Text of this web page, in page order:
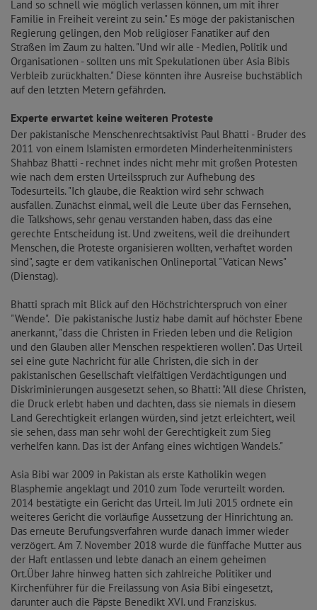
Land so schnell wie möglich verlassen können, um mit ihrer
Familie in Freiheit vereint zu sein." Es möge der pakistanischen
Regierung gelingen, den Mob religiöser Fanatiker auf den
Straßen im Zaum zu halten. "Und wir alle - Medien, Politik und
Organisationen - sollten uns mit Spekulationen über Asia Bibis
Verbleib zurückhalten." Diese könnten ihre Ausreise buchstäblich
auf den letzten Metern gefährden.
Experte erwartet keine weiteren Proteste
Der pakistanische Menschenrechtsaktivist Paul Bhatti - Bruder des
2011 von einem Islamisten ermordeten Minderheitenministers
Shahbaz Bhatti - rechnet indes nicht mehr mit großen Protesten
wie nach dem ersten Urteilsspruch zur Aufhebung des
Todesurteils. "Ich glaube, die Reaktion wird sehr schwach
ausfallen. Zunächst einmal, weil die Leute über das Fernsehen,
die Talkshows, sehr genau verstanden haben, dass das eine
gerechte Entscheidung ist. Und zweitens, weil die dreihundert
Menschen, die Proteste organisieren wollten, verhaftet worden
sind", sagte er dem vatikanischen Onlineportal "Vatican News"
(Dienstag).
Bhatti sprach mit Blick auf den Höchstrichterspruch von einer
"Wende". Die pakistanische Justiz habe damit auf höchster Ebene
anerkannt, "dass die Christen in Frieden leben und die Religion
und den Glauben aller Menschen respektieren wollen". Das Urteil
sei eine gute Nachricht für alle Christen, die sich in der
pakistanischen Gesellschaft vielfältigen Verdächtigungen und
Diskriminierungen ausgesetzt sehen, so Bhatti: "All diese Christen,
die Druck erlebt haben und dachten, dass sie niemals in diesem
Land Gerechtigkeit erlangen würden, sind jetzt erleichtert, weil
sie sehen, dass man sehr wohl der Gerechtigkeit zum Sieg
verhelfen kann. Das ist der Anfang eines wichtigen Wandels."
Asia Bibi war 2009 in Pakistan als erste Katholikin wegen
Blasphemie angeklagt und 2010 zum Tode verurteilt worden.
2014 bestätigte ein Gericht das Urteil. Im Juli 2015 ordnete ein
weiteres Gericht die vorläufige Aussetzung der Hinrichtung an.
Das erneute Berufungsverfahren wurde danach immer wieder
verzögert. Am 7. November 2018 wurde die fünffache Mutter aus
der Haft entlassen und lebte danach an einem geheimen
Ort.Über Jahre hinweg hatten sich zahlreiche Politiker und
Kirchenführer für die Freilassung von Asia Bibi eingesetzt,
darunter auch die Päpste Benedikt XVI. und Franziskus.